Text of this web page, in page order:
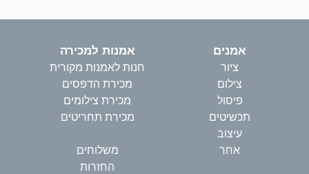
אמנים
ציור
צילום
פיסול
תכשיטים
עיצוב
אחר
אמנות למכירה
חנות לאמנות מקורית
מכירת הדפסים
מכירת צילומים
מכירת תחריטים
משלוחים
החזרות